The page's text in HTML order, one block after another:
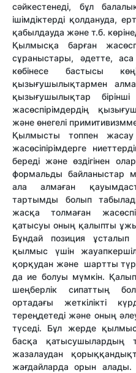
сәйкестенеді, бұл
ішімдіктерді қолдануда,
қабылдауда және т.б.
Қылмысқа барған
сұраныстары, әдетте,
көбінесе бастысы
қызығушылықтармен
қызығушылықтар
жасөспірімдердің
және өнегелі
Қылмысты топпен
жасөсіпірімдерге
береді және өздігінен
формальды байланыстар
ала алмаған
тартымды болып
жасқа толмаған
қатысуы оның қалыпты
Бұндай позиция
қылмыс үшін
қорқудан және шартты
да ие болуы мүмкін.
шеңберлік сипаттың
ортадағы жеткілікті
тереңдетеді және оның
түседі. Бұл жерде
басқа қатысушылардың
жазалаудан
жағдайларда орын алады.